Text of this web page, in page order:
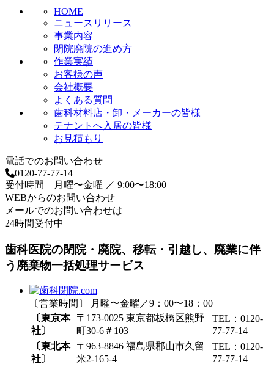
HOME
ニュースリリース
事業内容
閉院廃院の進め方
作業実績
お客様の声
会社概要
よくある質問
歯科材料店・卸・メーカーの皆様
テナントへ入居の皆様
お見積もり
電話でのお問い合わせ
0120-77-77-14
受付時間 月曜〜金曜 ／ 9:00〜18:00
WEBからのお問い合わせ
メールでのお問い合わせは
24時間受付中
歯科医院の閉院・廃院、移転・引越し、廃業に伴
う廃棄物一括処理サービス
〔営業時間〕 月曜〜金曜／9：00〜18：00
〔東京本
社〕
〒173-0025 東京都板橋区熊野
町30-6＃103
TEL：0120-
77-77-14
〔東北本
社〕
〒963-8846 福島県郡山市久留
米2-165-4
TEL：0120-
77-77-14